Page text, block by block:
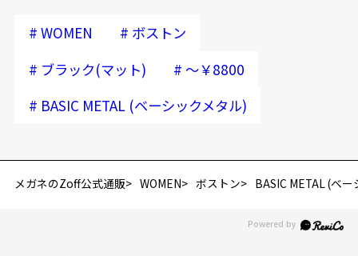
# WOMEN # ボストン
# ブラック(マット) # ～￥8800
# BASIC METAL (ベーシックメタル)
メガネのZoff公式通販 WOMEN ボストン BASIC METAL (ベ